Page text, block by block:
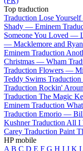
Top traduction
Traduction Lose
Shady — Eminem
Someone You Loved —
— Macklemore and
Eminem Traduction
Christmas — Wham
Traduction Flowers —
Teddy Swims
Traduction Rockin'
Traduction The Magic
Eminem Traduction
Traduction Emorio —
Kushner Traduction All I
Carey Traduction Paint
HP mobile
A B C D E F G H I J K L